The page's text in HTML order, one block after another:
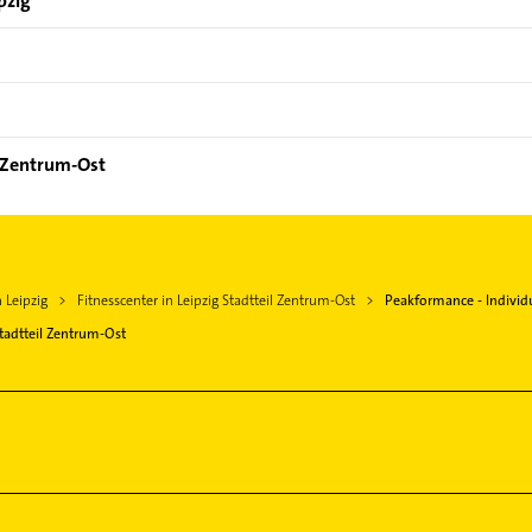
Ost
Leipzig Fitnesscenter in Leipzig Stadtteil Zentrum-Ost
Peakformance -
Zentrum-Ost